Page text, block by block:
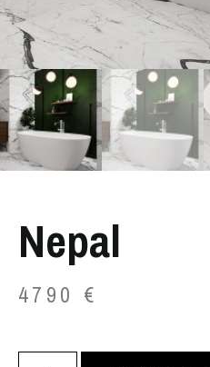
Nepal
4790 €